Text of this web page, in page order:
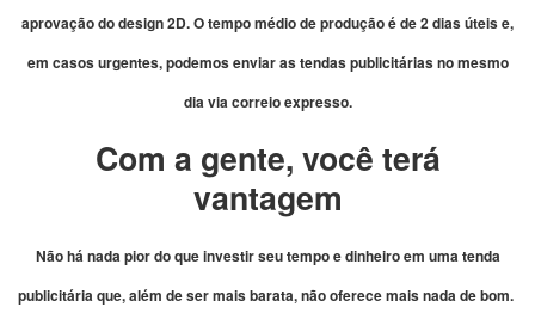
aprovação do design 2D. O tempo médio de produção é de 2 dias úteis e,
em casos urgentes, podemos enviar as tendas publicitárias no mesmo
dia via correio expresso.
Com a gente, você terá
vantagem
Não há nada pior do que investir seu tempo e dinheiro em uma tenda
publicitária que, além de ser mais barata, não oferece mais nada de bom.